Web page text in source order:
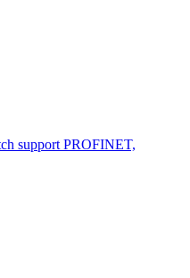
support PROFINET,